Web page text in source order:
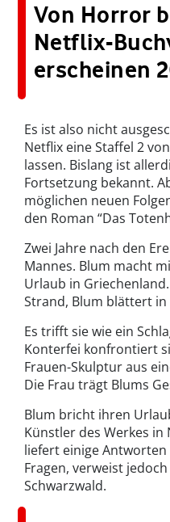
Von Horror
Netflix-
erscheinen
Es ist also nicht
Netflix eine Staffel 2
lassen. Bislang ist
Fortsetzung bekannt.
möglichen neuen
den Roman “Das
Zwei Jahre nach den
Mannes. Blum macht
Urlaub in
Strand, Blum blättert
Es trifft sie wie ein
Konterfei konfrontiert
Frauen-Skulptur aus
Die Frau trägt Blums
Blum bricht ihren
Künstler des Werkes
liefert einige
Fragen, verweist
Schwarzwald.